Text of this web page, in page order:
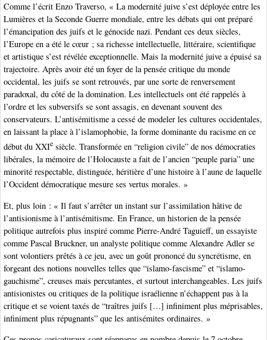
Comme l’écrit Enzo Traverso, « La modernité juive s’est déployée entre les
Lumières et la Seconde Guerre mondiale, entre les débats qui ont préparé
l’émancipation des juifs et le génocide nazi. Pendant ces deux siècles,
l’Europe en a été le cœur ; sa richesse intellectuelle, littéraire, scientifique
et artistique s’est révélée exceptionnelle. Mais la modernité juive a épuisé sa
trajectoire. Après avoir été un foyer de la pensée critique du monde
occidental, les juifs se sont retrouvés, par une sorte de renversement
paradoxal, du côté de la domination. Les intellectuels ont été rappelés à
l’ordre et les subversifs se sont assagis, en devenant souvent des
conservateurs. L’antisémitisme a cessé de modeler les cultures occidentales,
en laissant la place à l’islamophobie, la forme dominante du racisme en ce
début du XXIe siècle. Transformée en “religion civile” de nos démocraties
libérales, la mémoire de l’Holocauste a fait de l’ancien “peuple paria” une
minorité respectable, distinguée, héritière d’une histoire à l’aune de laquelle
l’Occident démocratique mesure ses vertus morales. »
Et, plus loin : « Il faut s’arrêter un instant sur l’assimilation hâtive de
l’antisionisme à l’antisémitisme. En France, un historien de la pensée
politique autrefois plus inspiré comme Pierre-André Taguieff, un essayiste
comme Pascal Bruckner, un analyste politique comme Alexandre Adler se
sont volontiers prêtés à ce jeu, avec un goût prononcé du syncrétisme, en
forgeant des notions nouvelles telles que “islamo-fascisme” et “islamo-
gauchisme”, creuses mais percutantes, et surtout interchangeables. Les juifs
antisionistes ou critiques de la politique israélienne n’échappent pas à la
critique et se voient taxés de “traîtres juifs […] infiniment plus méprisables,
infiniment plus répugnants” que les antisémites ordinaires. »